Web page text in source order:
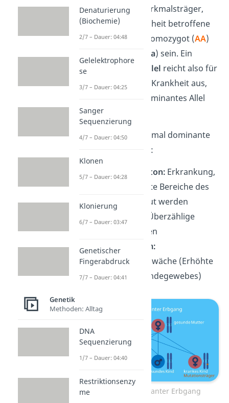
den Autosomen. Merkmalsträger,
also von einer Krankheit betroffene
Personen, können homozygot (AA)
a) sein. Ein
einziges defektes Allel reicht also für
die Ausprägung der Krankheit aus,
da es sich um ein dominantes Allel
handelt.
Beispielefür autosomal dominante
Erbkrankheiten sind:
Chorea Huntington: Erkrankung,
bei der bestimmte Bereiche des
Gehirns abgebaut werden
Überzählige
Finger oder Zehen
Marfan-Syndrom:
Bindegewebsschwäche (Erhöhte
Elastizität des Bindegewebes)
Autosomal dominanter Erbgang
Denaturierung
(Biochemie)
2/7 – Dauer: 04:48
Gelelektrophore
se
3/7 – Dauer: 04:25
Sanger
Sequenzierung
4/7 – Dauer: 04:50
Klonen
5/7 – Dauer: 04:28
Klonierung
6/7 – Dauer: 03:47
Genetischer
Fingerabdruck
7/7 – Dauer: 04:41
Genetik
Methoden: Alltag
DNA
Sequenzierung
1/7 – Dauer: 04:40
Restriktionsenzy
me